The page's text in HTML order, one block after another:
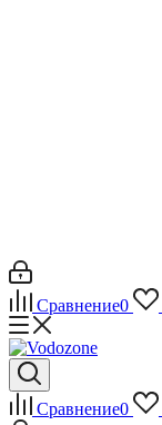
Сравнение0
Сравнение0